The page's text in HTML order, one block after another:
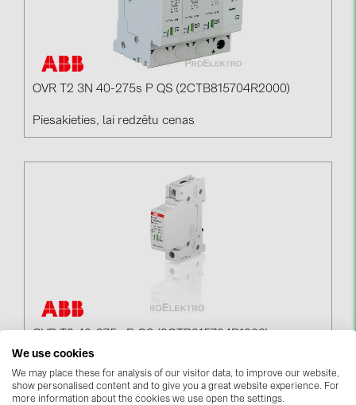
OVR T2 3N 40-275s P QS (2CTB815704R2000)
Piesakieties, lai redzētu cenas
Piesakieties, lai redzētu cenas
We use cookies
We may place these for analysis of our visitor data, to improve our website,
show personalised content and to give you a great website experience. For
more information about the cookies we use open the settings.